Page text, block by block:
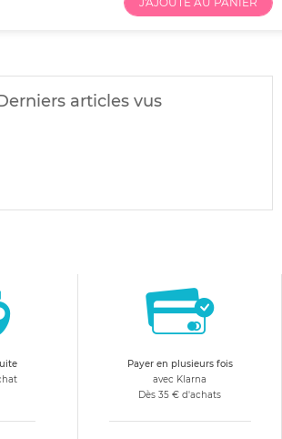
articles vus
Payer en plusieurs fois
avec Klarna
Dès 35 € d'achats